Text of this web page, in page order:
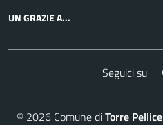
UN GRAZIE A...
Seguici su
© 2026 Comune diTorre Pellice